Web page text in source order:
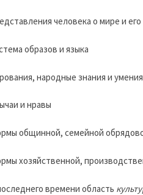
человека о мире и
образов и языка
народные знания и умения
и нравы
общинной, семейной
хозяйственной,
времени область